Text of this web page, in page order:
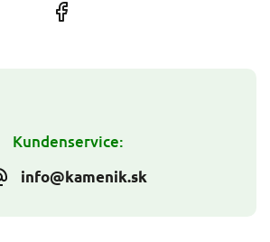
Kundenservice:
info@kamenik.sk